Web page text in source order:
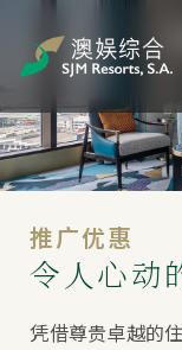
推广优惠
令人心动
凭借尊贵卓越的